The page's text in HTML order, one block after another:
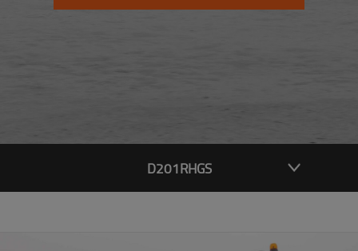
D201RHGS